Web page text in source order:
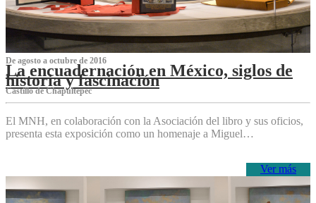
De agosto a octubre de 2016
La encuadernación en México, siglos de
historia y fascinación
Castillo de Chapultepec
El MNH, en colaboración con la Asociación del libro y sus oficios,
presenta esta exposición como un homenaje a Miguel…
Ver más